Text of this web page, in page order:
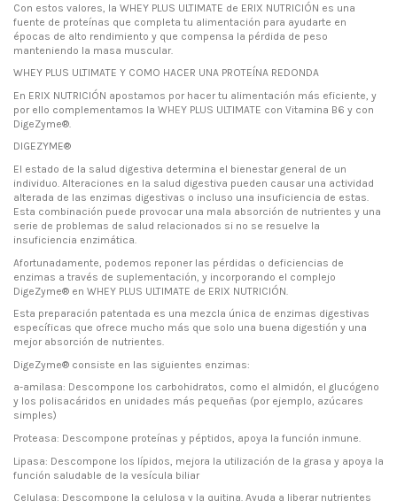
Con estos valores, la WHEY PLUS ULTIMATE de ERIX NUTRICIÓN es una
fuente de proteínas que completa tu alimentación para ayudarte en
épocas de alto rendimiento y que compensa la pérdida de peso
manteniendo la masa muscular.
WHEY PLUS ULTIMATE Y COMO HACER UNA PROTEÍNA REDONDA
En ERIX NUTRICIÓN apostamos por hacer tu alimentación más eficiente, y
por ello complementamos la WHEY PLUS ULTIMATE con Vitamina B6 y con
DigeZyme®.
DIGEZYME®
El estado de la salud digestiva determina el bienestar general de un
individuo. Alteraciones en la salud digestiva pueden causar una actividad
alterada de las enzimas digestivas o incluso una insuficiencia de estas.
Esta combinación puede provocar una mala absorción de nutrientes y una
serie de problemas de salud relacionados si no se resuelve la
insuficiencia enzimática.
Afortunadamente, podemos reponer las pérdidas o deficiencias de
enzimas a través de suplementación, y incorporando el complejo
DigeZyme® en WHEY PLUS ULTIMATE de ERIX NUTRICIÓN.
Esta preparación patentada es una mezcla única de enzimas digestivas
específicas que ofrece mucho más que solo una buena digestión y una
mejor absorción de nutrientes.
DigeZyme® consiste en las siguientes enzimas:
a-amilasa: Descompone los carbohidratos, como el almidón, el glucógeno
y los polisacáridos en unidades más pequeñas (por ejemplo, azúcares
simples)
Proteasa: Descompone proteínas y péptidos, apoya la función inmune.
Lipasa: Descompone los lípidos, mejora la utilización de la grasa y apoya la
función saludable de la vesícula biliar
Celulasa: Descompone la celulosa y la quitina. Ayuda a liberar nutrientes